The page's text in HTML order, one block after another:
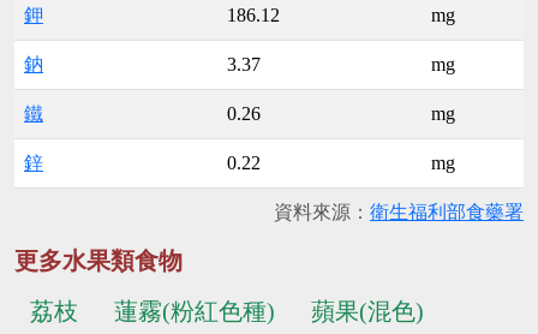
鉀 186.12 mg
鈉 3.37 mg
鐵 0.26 mg
鋅 0.22 mg
資料來源： 衛生福利部食藥署
更多水果類食物
荔枝
蓮霧(粉紅色種) 蘋果(混色)